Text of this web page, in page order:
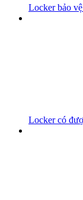
Locker bảo
Locker có